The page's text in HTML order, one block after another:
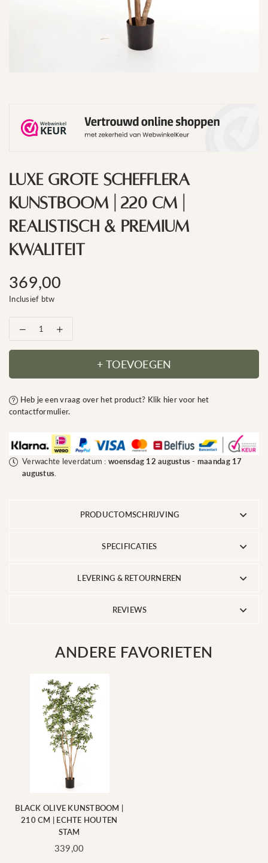
Luxe Grote Schefflera
Kunstboom | 220 Cm |
Realistisch & Premium
Kwaliteit
Standaard
prijs
369,00
Inclusief btw
Aantal
verlagen
voor
Schefflera
|
220
realistisch
&amp;
premium
kwaliteit
Verhoog
het
aantal
Grote
kunstboom
|
|
realistisch
&amp;
+ TOEVOEGEN
Heb je een vraag over het product? Klik hier voor het
contactformulier.
Verwachte leverdatum : woensdag 12 augustus- maandag 17
augustus
PRODUCTOMSCHRIJVING
SPECIFICATIES
LEVERING & RETOURNEREN
REVIEWS
ANDERE FAVORIETEN
BLACK OLIVE KUNSTBOOM |
210 CM | ECHTE HOUTEN
STAM
Standaard
339,00